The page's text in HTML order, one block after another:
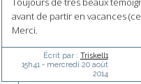
avant de partir en vacances
Merci.
Écrit par : Triskell1
15h41 - mercredi 20 août
2014